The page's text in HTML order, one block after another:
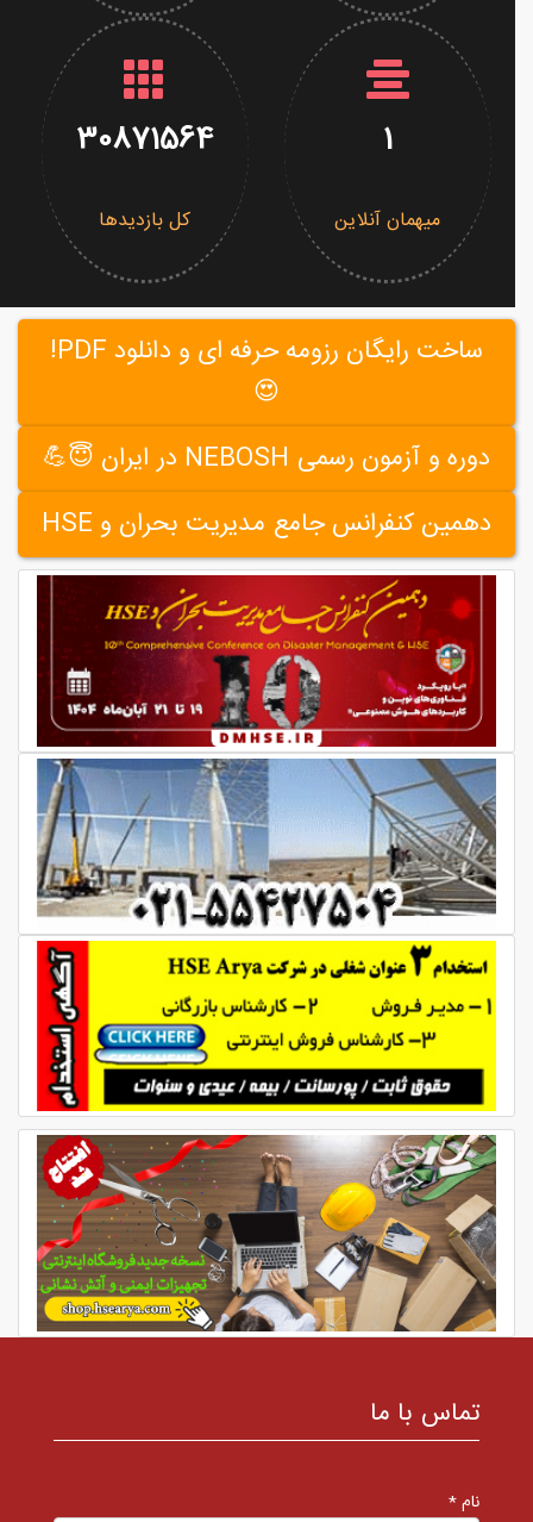
میهمان آنلاین
30871564
کل بازدیدها
ساخت رایگان رزومه حرفه ای و دانلود PDF!
😍
دوره و آزمون رسمی NEBOSH در ایران 😇💪
دهمین کنفرانس جامع مدیریت بحران و HSE
تماس با ما
نام *